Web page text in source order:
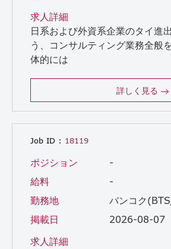
求人詳細
日系および外資系企業のタイ進
う、コンサルティング業務全般
体的には
詳しく見る
Job ID : 18119
ポジション
-
給料
-
勤務地
バンコク
掲載日
2026-08-07
求人詳細